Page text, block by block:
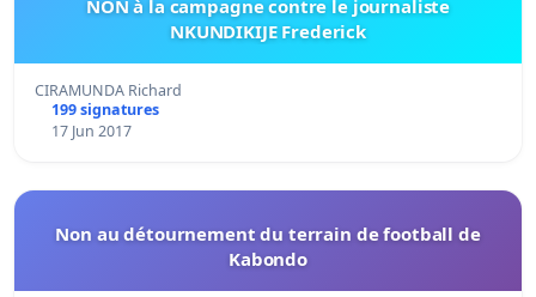
NON à la campagne contre le journaliste
NKUNDIKIJE Frederick
CIRAMUNDA Richard
199 signatures
17 Jun 2017
Non au détournement du terrain de football de
Kabondo